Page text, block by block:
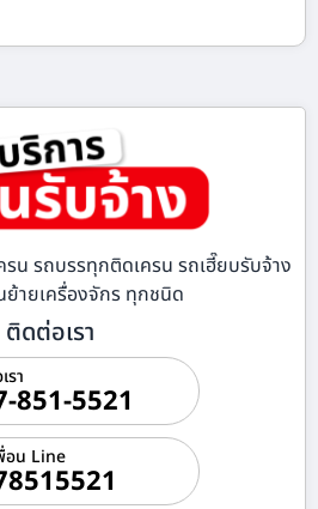
รน รถบรรทุกติดเครน รถเฮี๊ยบรับจ้าง
ย้ายเครื่องจักร ทุกชนิด
ติดต่อเรา
รา
851-5521
อน Line